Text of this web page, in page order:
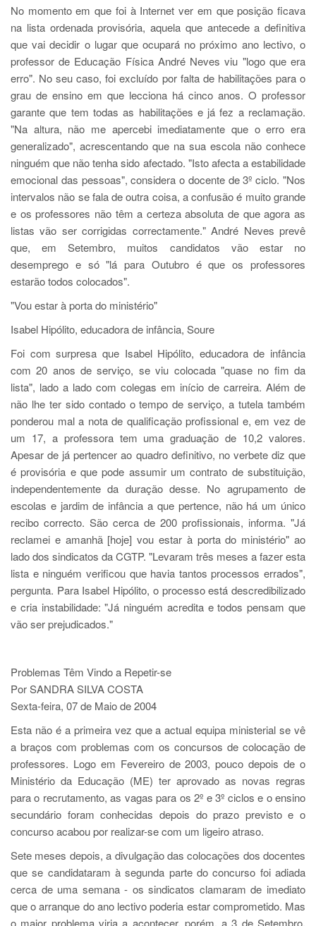
No momento em que foi à Internet ver em que posição ficava
na lista ordenada provisória, aquela que antecede a definitiva
que vai decidir o lugar que ocupará no próximo ano lectivo, o
professor de Educação Física André Neves viu "logo que era
erro". No seu caso, foi excluído por falta de habilitações para o
grau de ensino em que lecciona há cinco anos. O professor
garante que tem todas as habilitações e já fez a reclamação.
"Na altura, não me apercebi imediatamente que o erro era
generalizado", acrescentando que na sua escola não conhece
ninguém que não tenha sido afectado. "Isto afecta a estabilidade
emocional das pessoas", considera o docente de 3º ciclo. "Nos
intervalos não se fala de outra coisa, a confusão é muito grande
e os professores não têm a certeza absoluta de que agora as
listas vão ser corrigidas correctamente." André Neves prevê
que, em Setembro, muitos candidatos vão estar no
desemprego e só "lá para Outubro é que os professores
estarão todos colocados".
"Vou estar à porta do ministério"
Isabel Hipólito, educadora de infância, Soure
Foi com surpresa que Isabel Hipólito, educadora de infância
com 20 anos de serviço, se viu colocada "quase no fim da
lista", lado a lado com colegas em início de carreira. Além de
não lhe ter sido contado o tempo de serviço, a tutela também
ponderou mal a nota de qualificação profissional e, em vez de
um 17, a professora tem uma graduação de 10,2 valores.
Apesar de já pertencer ao quadro definitivo, no verbete diz que
é provisória e que pode assumir um contrato de substituição,
independentemente da duração desse. No agrupamento de
escolas e jardim de infância a que pertence, não há um único
recibo correcto. São cerca de 200 profissionais, informa. "Já
reclamei e amanhã [hoje] vou estar à porta do ministério" ao
lado dos sindicatos da CGTP. "Levaram três meses a fazer esta
lista e ninguém verificou que havia tantos processos errados",
pergunta. Para Isabel Hipólito, o processo está descredibilizado
e cria instabilidade: "Já ninguém acredita e todos pensam que
vão ser prejudicados."
Problemas Têm Vindo a Repetir-se
Por SANDRA SILVA COSTA
Sexta-feira, 07 de Maio de 2004
Esta não é a primeira vez que a actual equipa ministerial se vê
a braços com problemas com os concursos de colocação de
professores. Logo em Fevereiro de 2003, pouco depois de o
Ministério da Educação (ME) ter aprovado as novas regras
para o recrutamento, as vagas para os 2º e 3º ciclos e o ensino
secundário foram conhecidas depois do prazo previsto e o
concurso acabou por realizar-se com um ligeiro atraso.
Sete meses depois, a divulgação das colocações dos docentes
que se candidataram à segunda parte do concurso foi adiada
cerca de uma semana - os sindicatos clamaram de imediato
que o arranque do ano lectivo poderia estar comprometido. Mas
o maior problema viria a acontecer, porém, a 3 de Setembro,